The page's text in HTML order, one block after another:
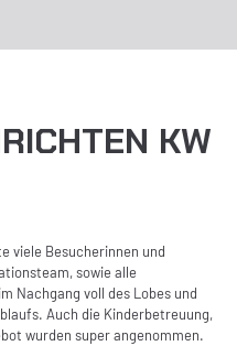
KW
viele Besucherinnen und
sowie alle
Nachgang voll des Lobes und
Auch die Kinderbetreuung,
wurden super angenommen.